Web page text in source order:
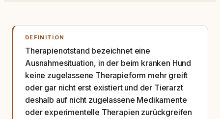
DEFINITION
Therapienotstand bezeichnet eine
Ausnahmesituation, in der beim kranken Hund
keine zugelassene Therapieform mehr greift
oder gar nicht erst existiert und der Tierarzt
deshalb auf nicht zugelassene Medikamente
oder experimentelle Therapien zurückgreifen